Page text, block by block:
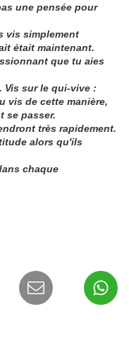
une pensée pour
vis simplement
était maintenant.
que tu aies
Vis sur le qui-vive :
vis de cette manière,
se passer.
très rapidement.
alors qu'ils
chaque